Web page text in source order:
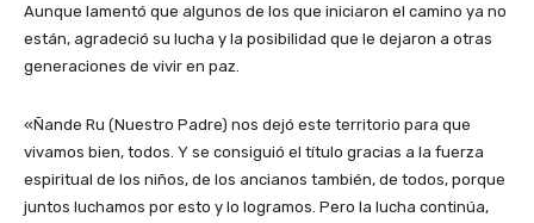
Aunque lamentó que algunos de los que iniciaron el camino ya no
están, agradeció su lucha y la posibilidad que le dejaron a otras
generaciones de vivir en paz.
«Ñande Ru (Nuestro Padre) nos dejó este territorio para que
vivamos bien, todos. Y se consiguió el título gracias a la fuerza
espiritual de los niños, de los ancianos también, de todos, porque
juntos luchamos por esto y lo logramos. Pero la lucha continúa,